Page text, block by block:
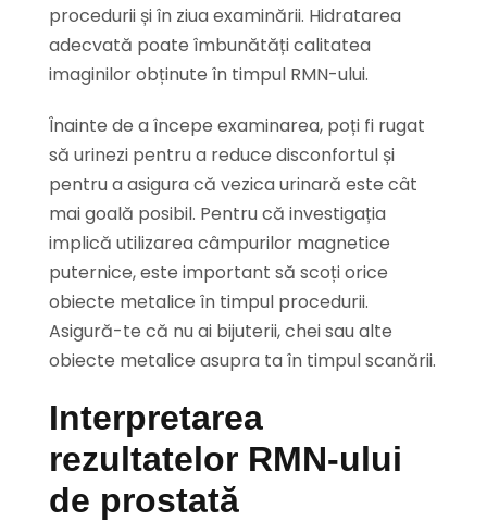
procedurii și în ziua examinării. Hidratarea
adecvată poate îmbunătăți calitatea
imaginilor obținute în timpul RMN-ului.
Înainte de a începe examinarea, poți fi rugat
să urinezi pentru a reduce disconfortul și
pentru a asigura că vezica urinară este cât
mai goală posibil. Pentru că investigația
implică utilizarea câmpurilor magnetice
puternice, este important să scoți orice
obiecte metalice în timpul procedurii.
Asigură-te că nu ai bijuterii, chei sau alte
obiecte metalice asupra ta în timpul scanării.
Interpretarea
rezultatelor RMN-ului
de prostată